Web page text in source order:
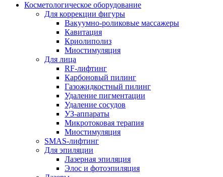
Косметологическое оборудование
Для коррекции фигуры
Вакуумно-роликовые массажеры
Кавитация
Криолиполиз
Миостимуляция
Для лица
RF-лифтинг
Карбоновый пилинг
Газожидкостный пилинг
Удаление пигментации
Удаление сосудов
УЗ-аппараты
Микротоковая терапия
Миостимуляция
SMAS-лифтинг
Для эпиляции
Лазерная эпиляция
Элос и фотоэпиляция